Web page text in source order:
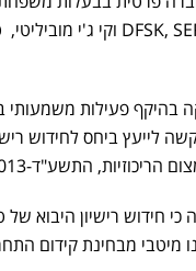
הריכוזיות, התשע"ד-2013.
מיטבי מבחינת קידום